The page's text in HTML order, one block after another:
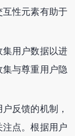
性元素有助于
用户数据以进
与尊重用户隐
反馈的机制，
点。根据用户